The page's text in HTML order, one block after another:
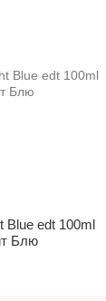
Blue edt 100ml
Блю